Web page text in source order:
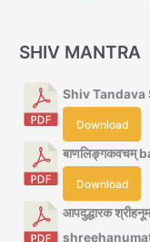
SHIV MANTRA
Shiv Tandava
Download
बाणलिङ्गकवचम्
Download
आपदुद्धारक